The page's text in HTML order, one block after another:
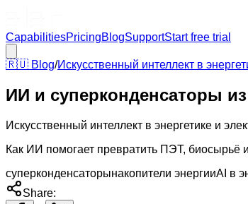
CapabilitiesPricingBlogSupportStart free trial
🇷🇺 Blog/Искусственный интеллект в
ИИ и суперконденсаторы
Искусственный интеллект в энергетике и
Как ИИ помогает превратить ПЭТ,
суперконденсаторынакопители энергииAI в
Share: